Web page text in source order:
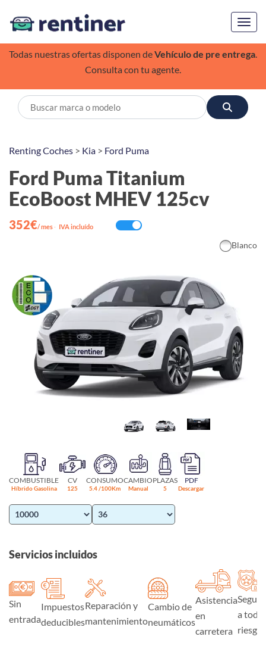
Todas nuestras ofertas disponen deVehículo de pre entrega.
Consulta con tu agente.
Renting Coches > Kia > Ford Puma
Ford Puma Titanium
EcoBoost MHEV 125cv
352€/ mes · IVA incluído
Blanco
COMBUSTIBLE
Híbrido Gasolina
CV
125
CONSUMO
5.4 /100Km
CAMBIO
Manual
PLAZAS
5
PDF
Descargar
Servicios incluidos
Sin
entrada
Impuestos
deducibles
Reparación y
mantenimiento
Cambio de
neumáticos
Asistencia
en
carretera
Seguro
a todo
riesgo